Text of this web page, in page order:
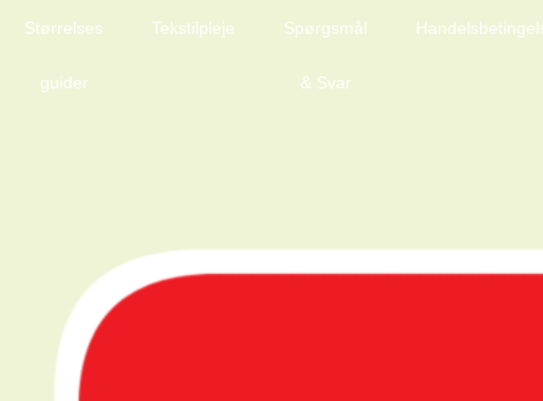
Størrelses
guider
Tekstilpleje Spørgsmål
& Svar